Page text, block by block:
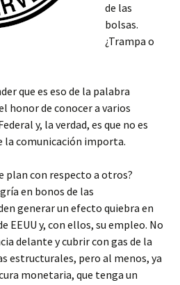
de las
bolsas.
¿Trampa o
que es eso de la palabra
honor de conocer a varios
y, la verdad, es que no es
la comunicación importa.
plan con respecto a otros?
en bonos de las
generar un efecto quiebra en
EEUU y, con ellos, su empleo. No
delante y cubrir con gas de la
estructurales, pero al menos, ya
monetaria, que tenga un